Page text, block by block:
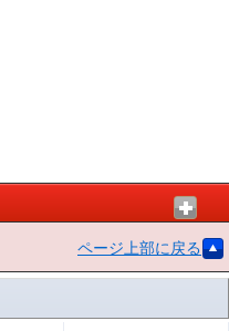
ページ上部に戻る